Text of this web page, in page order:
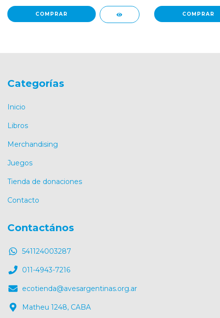
Categorías
Inicio
Libros
Merchandising
Juegos
Tienda de donaciones
Contacto
Contactános
541124003287
011-4943-7216
ecotienda@avesargentinas.org.ar
Matheu 1248, CABA